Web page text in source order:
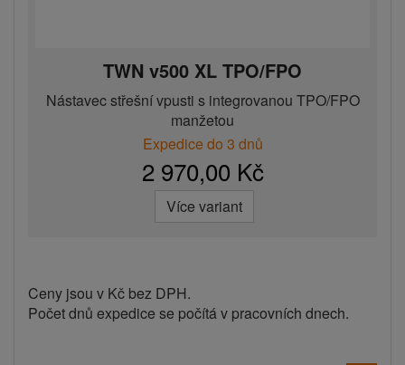
TWN v500 XL TPO/FPO
Nástavec střešní vpusti s integrovanou TPO/FPO
manžetou
Expedice do 3 dnů
2 970,00 Kč
Více variant
Ceny jsou v Kč bez DPH.
Počet dnů expedice se počítá v pracovních dnech.